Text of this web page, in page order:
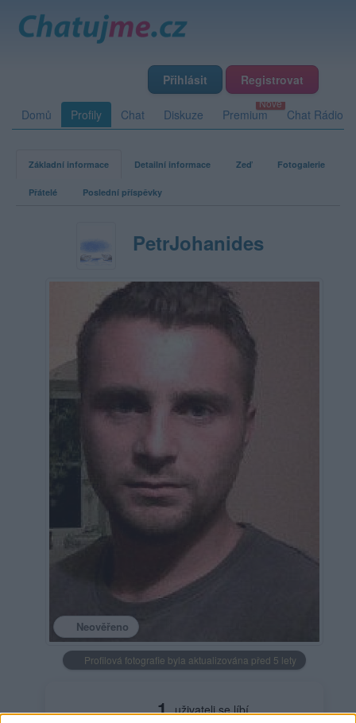
Přihlásit Registrovat
Domů Profily Chat Diskuze Premium Chat Rádio
Základní informace Detailní informace Zeď Fotogalerie
Přátelé Poslední příspěvky
PetrJohanides
Neověřeno
Profilová fotografie byla aktualizována před 5 lety
1 uživateli se líbí